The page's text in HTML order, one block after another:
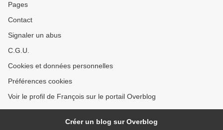
Pages
Contact
Signaler un abus
C.G.U.
Cookies et données personnelles
Préférences cookies
Voir le profil de François sur le portail Overblog
Créer un blog sur Overblog